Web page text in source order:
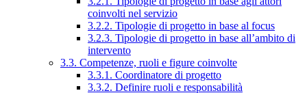
coinvolti nel servizio
3.2.2. Tipologie di progetto in base al focus
3.2.3. Tipologie di progetto in base all’ambito di
intervento
3.3. Competenze, ruoli e figure coinvolte
3.3.1. Coordinatore di progetto
3.3.2. Definire ruoli e responsabilità